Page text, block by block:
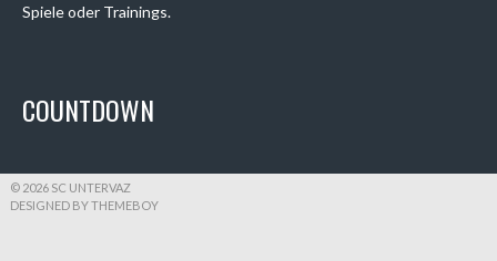
Spiele oder Trainings.
COUNTDOWN
© 2026 SC UNTERVAZ
DESIGNED BY THEMEBOY